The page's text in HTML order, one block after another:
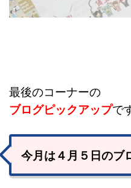
最後のコーナーの
ブログピックアップで
今月は４月５日のブ